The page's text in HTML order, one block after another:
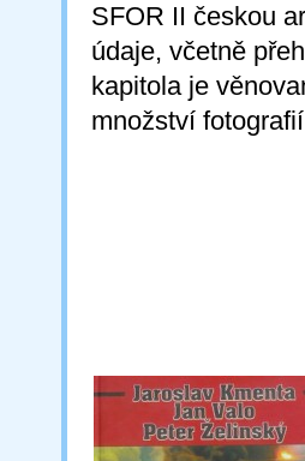
SFOR II českou
údaje, včetně
kapitola je
množství